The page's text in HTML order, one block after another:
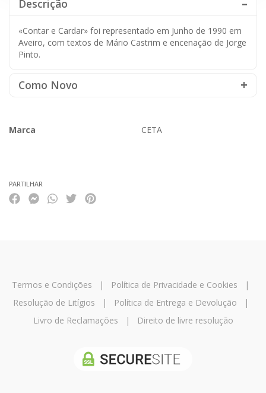
Descrição
«Contar e Cardar» foi representado em Junho de 1990 em
Aveiro, com textos de Mário Castrim e encenação de Jorge
Pinto.
Como Novo
Marca
CETA
PARTILHAR
Termos e Condições | Política de Privacidade e Cookies |
Resolução de Litígios | Política de Entrega e Devolução |
Livro de Reclamações | Direito de livre resolução